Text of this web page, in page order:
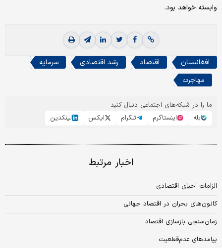
وابسته خواهد بود.
افغانستان اقتصاد رشد اقتصادی
سرمایه
مهاجرت
ما را در شبکه‌های اجتماعی دنبال کنید
بله
اینستاگرم تلگرام ایکس لینکدین
اخبار مرتبط
الزامات احیای اقتصادی
کانون‌های بحران در اقتصاد جهانی
زمان‌سنجی بازسازی اقتصاد
پیامدهای عدم‌قطعیت